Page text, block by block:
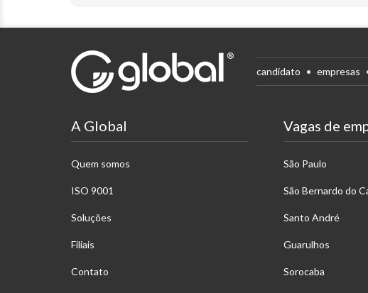
candidato empresas
A Global
Quem somos
ISO 9001
Soluções
Filiais
Contato
Vagas de
São Paulo
São Bernardo do
Santo André
Guarulhos
Sorocaba